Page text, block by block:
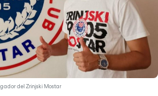
del Zrinjski Mostar